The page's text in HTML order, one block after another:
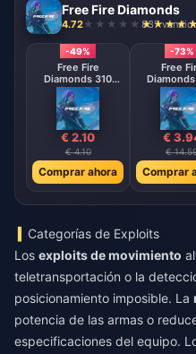
Free Fire Diamonds
4.72 837
-49%
Free Fire
Diamonds 310
Diamonds
€ 2.10
€ 4.10
Comprar ahora
-73%
Free
【Middle
region
€
€
Comprar
Categorías de Exploits
Los exploits de movimiento
teletransportación o la
posicionamiento imposible. La
potencia de las armas o
especificaciones del equipo.